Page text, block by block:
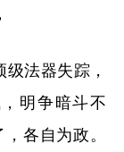
法器失踪，
明争暗斗不
各自为政。